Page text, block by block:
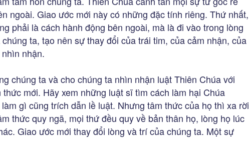
ngoài. Giao ước mới này có những đặc tính riêng. Thứ nhất,
phải là cách hành động bên ngoài, mà là đi vào trong lòng
ta, tạo nên sự thay đổi của trái tim, của cảm nhận, của
nhận.
chúng ta và cho chúng ta nhìn nhận luật Thiên Chúa với
mới. Hãy xem những luật sĩ tìm cách làm hại Chúa
gì cũng trích dẫn lề luật. Nhưng tâm thức của họ thì xa rời
thức quy ngã, mọi thứ đều quy về bản thân họ, lòng họ lúc
Giao ước mới thay đổi lòng và trí của chúng ta. Một sự